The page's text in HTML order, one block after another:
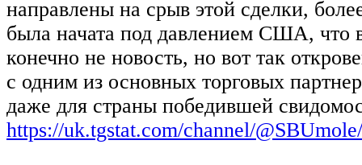
направлены на срыв этой сделки,
была начата под давлением США, что
конечно не новость, но вот так
с одним из основных торговых
даже для страны победившей
https://uk.tgstat.com/channel/